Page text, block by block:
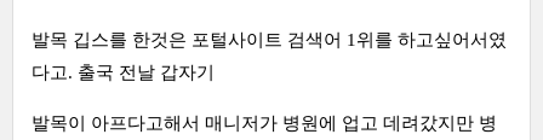
발목 깁스를 한것은 포털사이트 검색어 1위를 하고싶어서였
다고. 출국 전날 갑자기
발목이 아프다고해서 매니저가 병원에 업고 데려갔지만 병